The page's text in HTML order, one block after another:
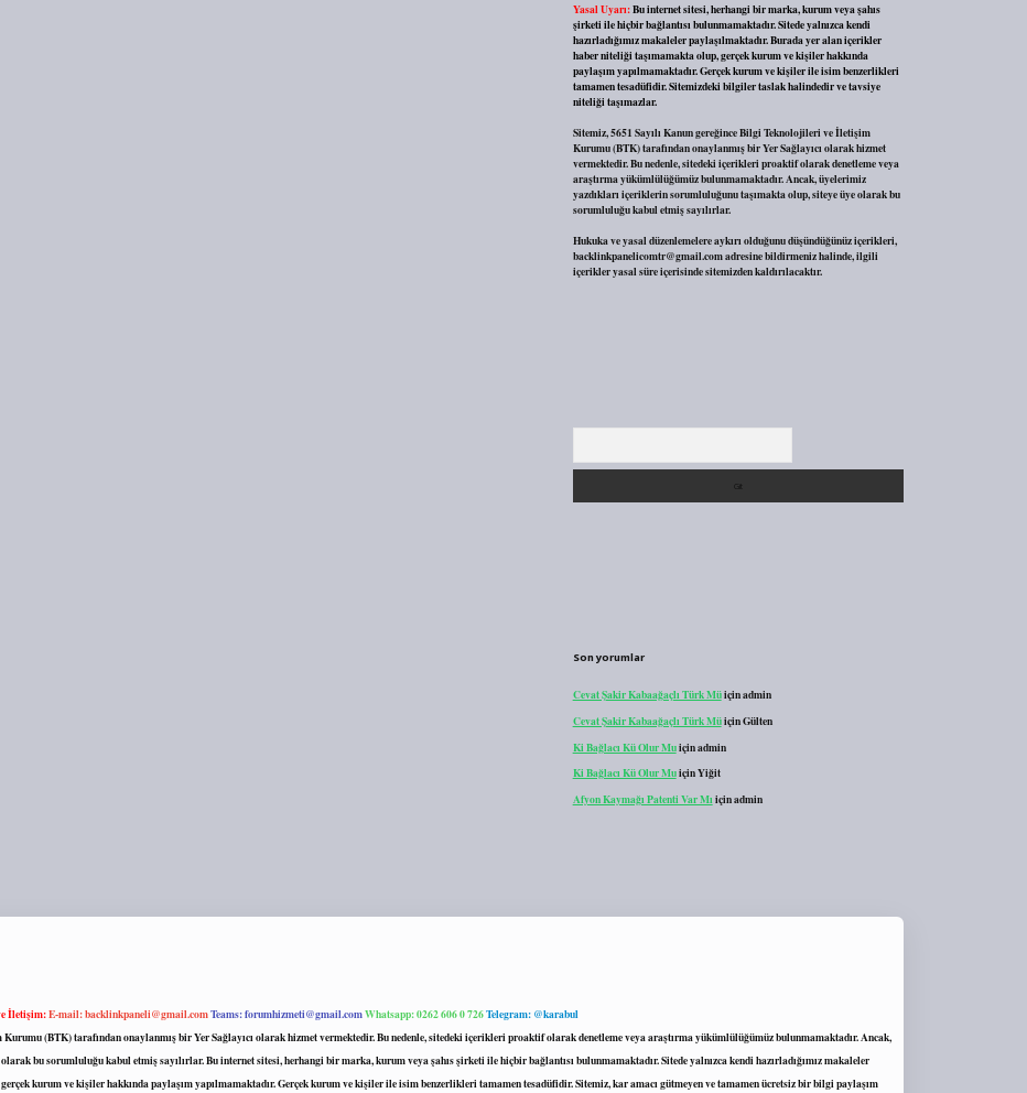
Yasal Uyarı:Bu internet sitesi, herhangi bir marka, kurum veya şahıs
şirketi ile hiçbir bağlantısı bulunmamaktadır. Sitede yalnızca kendi
hazırladığımız makaleler paylaşılmaktadır. Burada yer alan içerikler
haber niteliği taşımamakta olup, gerçek kurum ve kişiler hakkında
paylaşım yapılmamaktadır. Gerçek kurum ve kişiler ile isim benzerlikleri
tamamen tesadüfidir. Sitemizdeki bilgiler taslak halindedir ve tavsiye
niteliği taşımazlar.
Sitemiz, 5651 Sayılı Kanun gereğince Bilgi Teknolojileri ve İletişim
Kurumu (BTK) tarafından onaylanmış bir Yer Sağlayıcı olarak hizmet
vermektedir. Bu nedenle, sitedeki içerikleri proaktif olarak denetleme veya
araştırma yükümlülüğümüz bulunmamaktadır. Ancak, üyelerimiz
yazdıkları içeriklerin sorumluluğunu taşımakta olup, siteye üye olarak bu
sorumluluğu kabul etmiş sayılırlar.
Hukuka ve yasal düzenlemelere aykırı olduğunu düşündüğünüz içerikleri,
backlinkpanelicomtr@gmail.comadresine bildirmeniz halinde, ilgili
içerikler yasal süre içerisinde sitemizden kaldırılacaktır.
Son yorumlar
Cevat Şakir Kabaağaçlı Türk Müiçinadmin
Cevat Şakir Kabaağaçlı Türk MüiçinGülten
Ki Bağlacı Kü Olur Muiçinadmin
Ki Bağlacı Kü Olur MuiçinYiğit
Afyon Kaymağı Patenti Var Mı içinadmin
İletişim:E-mail:backlinkpaneli@gmail.comTeams:forumhizmeti@gmail.comWhatsapp: 0262 606 0 726Telegram: @karabul
(BTK) tarafından onaylanmış bir Yer Sağlayıcı olarak hizmet vermektedir. Bu nedenle, sitedeki içerikleri proaktif olarak denetleme veya araştırma yükümlülüğümüz bulunmamaktadır. Ancak,
bu sorumluluğu kabul etmiş sayılırlar. Bu internet sitesi, herhangi bir marka, kurum veya şahıs şirketi ile hiçbir bağlantısı bulunmamaktadır. Sitede yalnızca kendi hazırladığımız makaleler
kurum ve kişiler hakkında paylaşım yapılmamaktadır. Gerçek kurum ve kişiler ile isim benzerlikleri tamamen tesadüfidir. Sitemiz, kar amacı gütmeyen ve tamamen ücretsiz bir bilgi paylaşım